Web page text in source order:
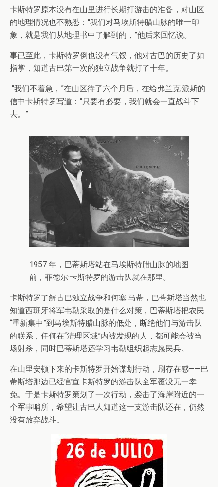
卡斯特罗原本没有在山里进行长期打游击的准备，对山区
的地理情况也不熟悉：“我们对马埃斯特腊山脉的唯一印
象，就是我们从地理书中了解到的，”他后来回忆说。
事已至此，卡斯特罗倒也没有气馁，他对古巴的历史了如
指掌，知道古巴第一次的独立战争就打了十年。
“我们不着急，”在山区待了六个月后，在给弗兰克·派斯的
信中卡斯特罗写道：“只要有必要，我们就会一直战斗下
去。”
1957 年，巴蒂斯塔站在马埃斯特腊山脉的地图
前，菲德尔·卡斯特罗的游击队就在那里。
卡斯特罗了解古巴独立战争和何塞·马蒂，巴蒂斯塔当然也
知道西班牙将军韦勒采取的是什么对策，巴蒂斯塔把农民
“重新集中”到马埃斯特腊山脉的低处，断绝他们与游击队
的联系，任何在“清理区域”内被发现的人，都可能会被当
场射杀，同时巴蒂斯塔还学习韦勒组织起志愿民兵。
在山里安顿下来的卡斯特罗开始谋划行动，刷存在感——巴
蒂斯塔那边已经官宣卡斯特罗的游击队全军覆没无一幸
免。于是卡斯特罗策划了一次行动，袭击了海岸附近的一
个军事哨所，希望让古巴人知道这一支游击队还在，仍然
没有放弃战斗。